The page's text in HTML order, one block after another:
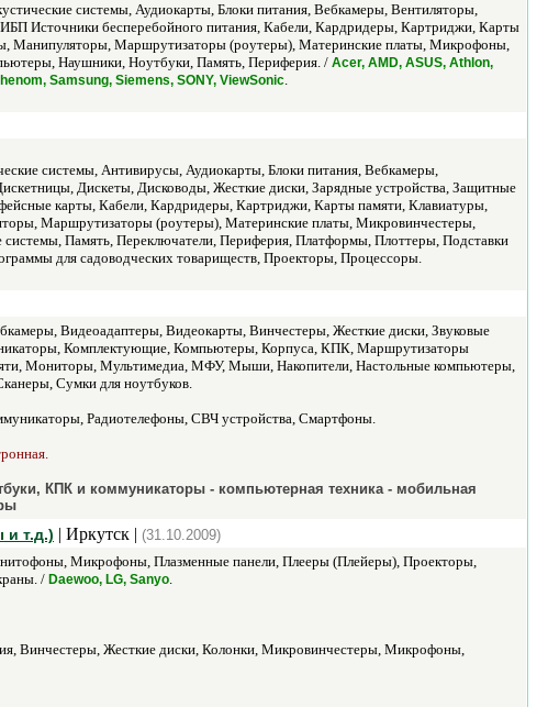
системы, Аудиокарты, Блоки питания, Вебкамеры, Вентиляторы,
Источники бесперебойного питания, Кабели, Кардридеры, Картриджи, Карты
Манипуляторы, Маршрутизаторы (роутеры), Материнские платы, Микрофоны,
Наушники, Ноутбуки, Память, Периферия. / Acer, AMD, ASUS, Athlon,
Samsung, Siemens, SONY, ViewSonic.
системы, Антивирусы, Аудиокарты, Блоки питания, Вебкамеры,
Дискеты, Дисководы, Жесткие диски, Зарядные устройства, Защитные
карты, Кабели, Кардридеры, Картриджи, Карты памяти, Клавиатуры,
Маршрутизаторы (роутеры), Материнские платы, Микровинчестеры,
Память, Переключатели, Периферия, Платформы, Плоттеры, Подставки
для садоводческих товариществ, Проекторы, Процессоры.
Видеоадаптеры, Видеокарты, Винчестеры, Жесткие диски, Звуковые
Комплектующие, Компьютеры, Корпуса, КПК, Маршрутизаторы
Мониторы, Мультимедиа, МФУ, Мыши, Накопители, Настольные компьютеры,
Сумки для ноутбуков.
Радиотелефоны, СВЧ устройства, Смартфоны.
КПК и коммуникаторы - компьютерная техника - мобильная
и т.д.) | Иркутск | (31.10.2009)
Микрофоны, Плазменные панели, Плееры (Плейеры), Проекторы,
/ Daewoo, LG, Sanyo.
Винчестеры, Жесткие диски, Колонки, Микровинчестеры, Микрофоны,